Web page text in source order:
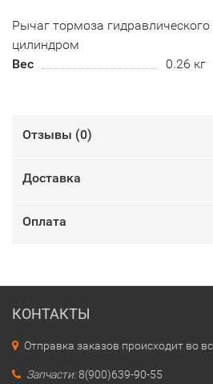
Рычаг тормоза гидравлического
цилиндром
Вес
0.26 кг
Отзывы (0)
Доставка
Оплата
КОНТАКТЫ
Отправка заказов происходит во
Запчасти:8(900)639-90-55